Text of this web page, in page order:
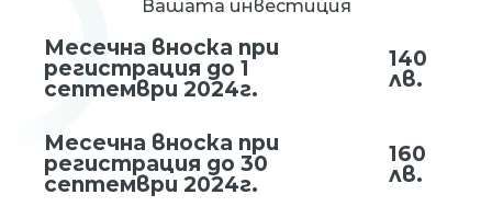
Вашата инвестиция
Месечна вноска при
регистрация до 1
септември 2024г.
140
лв.
Месечна вноска при
регистрация до 30
септември 2024г.
160
лв.